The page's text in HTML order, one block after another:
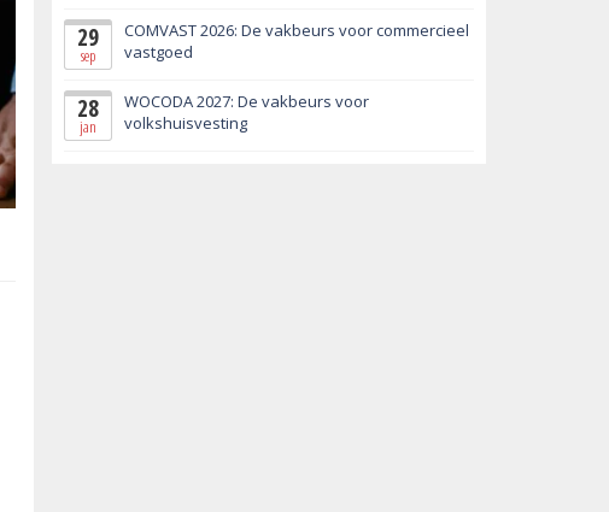
29
sep
COMVAST 2026: De vakbeurs voor commercieel
vastgoed
28
jan
WOCODA 2027: De vakbeurs voor
volkshuisvesting